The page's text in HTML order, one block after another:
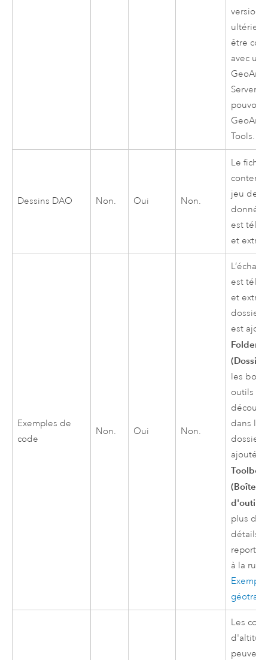
version
être
avec un
Server
pouvoir
Tools.
Dessins DAO Non. Oui Non.
Le
jeu de
est
et
Exemples de
code
Non. Oui Non.
est
et
dossier
est
Folders
les
outils
dans le
dossier
(Boîtes
d'outils)
plus de
détails,
à la
Les
peuvent